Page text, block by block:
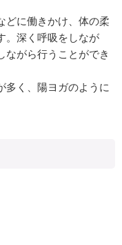
どに働きかけ、体の柔
。深く呼吸をしなが
ながら行うことができ
多く、陽ヨガのように